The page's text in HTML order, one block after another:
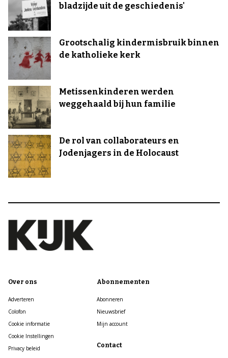
bladzijde uit de geschiedenis'
Grootschalig kindermisbruik binnen
de katholieke kerk
Metissenkinderen werden
weggehaald bij hun familie
De rol van collaborateurs en
Jodenjagers in de Holocaust
Over ons
Adverteren
Colofon
Cookie informatie
Cookie Instellingen
Privacy beleid
Abonnementen
Abonneren
Nieuwsbrief
Mijn account
Contact